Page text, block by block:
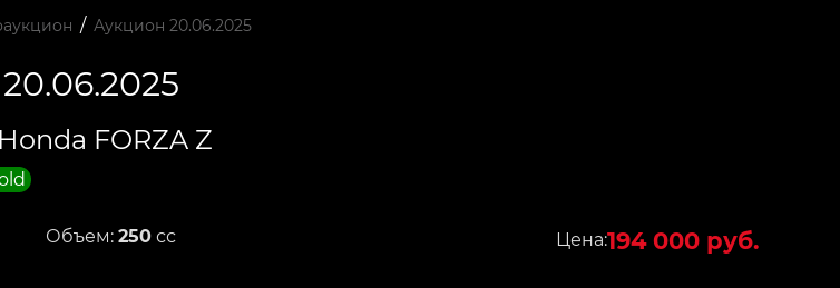
/ Аукцион 20.06.2025
FORZA Z
Объем: 250 сс Цена:194 000 руб.